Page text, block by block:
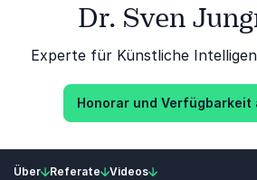
Dr. Sven
Experte für Künstliche
Honorar und Verfügbarkeit
Über Referate Videos